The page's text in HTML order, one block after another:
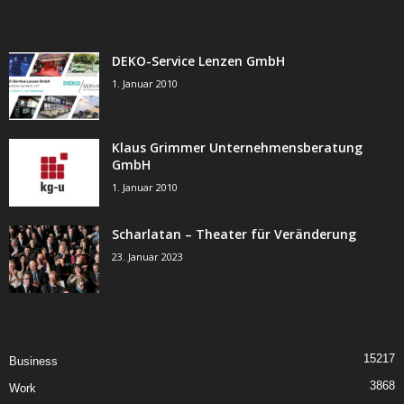
DEKO-Service Lenzen GmbH
1. Januar 2010
Klaus Grimmer Unternehmensberatung
GmbH
1. Januar 2010
Scharlatan – Theater für Veränderung
23. Januar 2023
Business 15217
Work 3868